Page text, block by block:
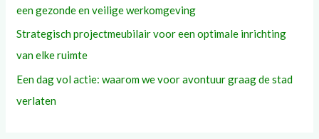
een gezonde en veilige werkomgeving
Strategisch projectmeubilair voor een optimale inrichting
van elke ruimte
Een dag vol actie: waarom we voor avontuur graag de stad
verlaten